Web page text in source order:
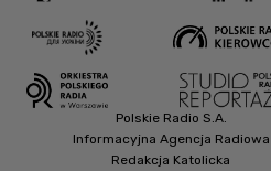
Polskie Radio S.A.
Informacyjna Agencja Radiowa
Redakcja Katolicka